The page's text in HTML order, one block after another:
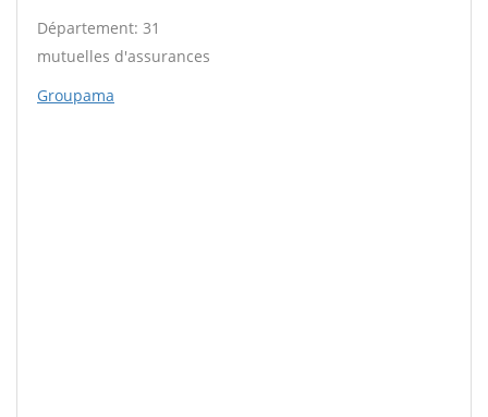
Département: 31
mutuelles d'assurances
Groupama